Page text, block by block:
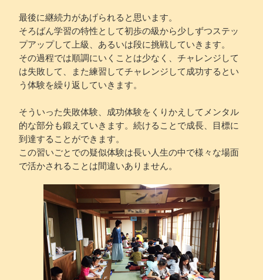
最後に継続力があげられると思います。
そろばん学習の特性として初歩の級から少しずつステッ
プアップして上級、あるいは段に挑戦していきます。
その過程では順調にいくことは少なく、チャレンジして
は失敗して、また練習してチャレンジして成功するとい
う体験を繰り返していきます。
そういった失敗体験、成功体験をくりかえしてメンタル
的な部分も鍛えていきます。続けることで成長、目標に
到達することができます。
この習いごとでの疑似体験は長い人生の中で様々な場面
で活かされることは間違いありません。